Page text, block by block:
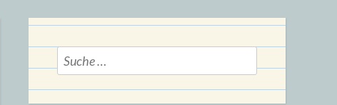
Suche
nach: